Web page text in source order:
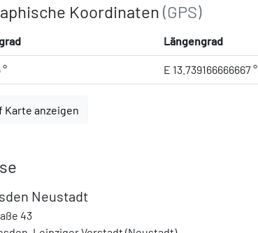
Koordinaten (GPS)
Längengrad
E 13.739166666667 °
Karte anzeigen
Neustadt
43